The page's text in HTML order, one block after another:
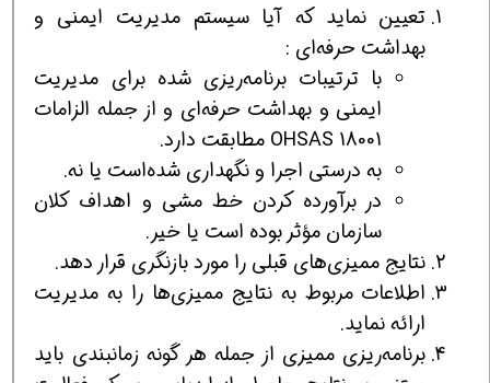
تعیین نماید که آیا سیستم مدیریت ایمنی و
بهداشت حرفه‌ای :
با ترتیبات برنامه‌ریزی شده برای مدیریت
ایمنی و بهداشت حرفه‌ای و از جمله الزامات
OHSAS 18001 مطابقت دارد.
به درستی اجرا و نگهداری شده‌است یا نه.
در برآورده کردن خط مشی و اهداف کلان
سازمان مؤثر بوده است یا خیر.
نتایج ممیزی‌های قبلی را مورد بازنگری قرار دهد.
اطلاعات مربوط به نتایج ممیزی‌ها را به مدیریت
ارائه نماید.
برنامه‌ریزی ممیزی از جمله هر گونه زمانبندی باید